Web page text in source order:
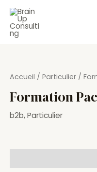
contenu
Accueil / Particulier /
Formation
b2b,Particulier